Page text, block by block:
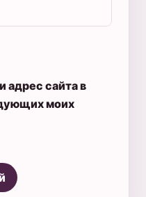
адрес сайта в
моих